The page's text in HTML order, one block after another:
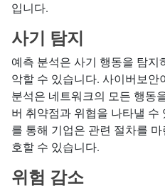
입니다.
사기 탐지
예측 분석은 사기 행동을 탐
악할 수 있습니다. 사이버보안
분석은 네트워크의 모든 행동
버 취약점과 위협을 나타낼 수
를 통해 기업은 관련 절차를
호할 수 있습니다.
위험 감소